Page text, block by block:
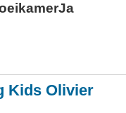
Kids Olivier